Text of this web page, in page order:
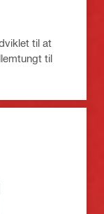
til at
til